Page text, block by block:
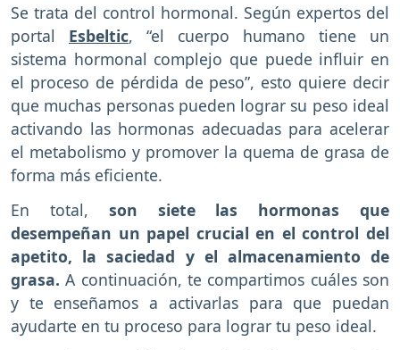
Se trata del control hormonal. Según expertos del
portal Esbeltic, “el cuerpo humano tiene un
sistema hormonal complejo que puede influir en
el proceso de pérdida de peso”, esto quiere decir
que muchas personas pueden lograr su peso ideal
activando las hormonas adecuadas para acelerar
el metabolismo y promover la quema de grasa de
forma más eficiente.
En total, son siete las hormonas que
desempeñan un papel crucial en el control del
apetito, la saciedad y el almacenamiento de
grasa.A continuación, te compartimos cuáles son
y te enseñamos a activarlas para que puedan
ayudarte en tu proceso para lograr tu peso ideal.